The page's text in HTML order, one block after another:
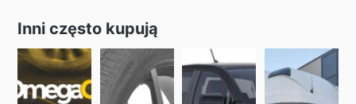
Inni często kupują